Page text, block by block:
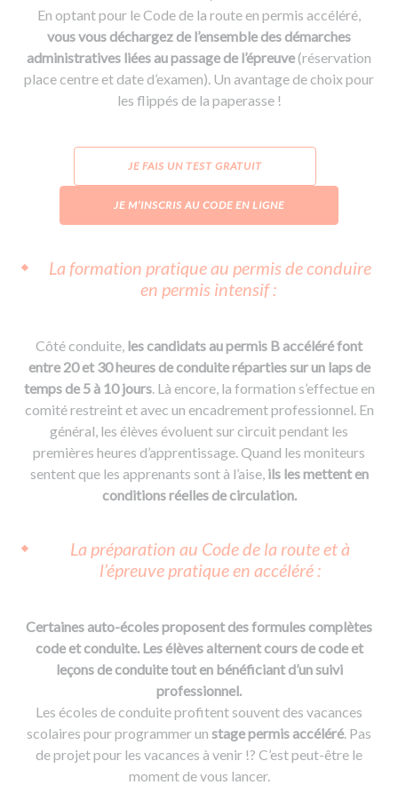
En optant pour le Code de la route en permis accéléré,
vous vous déchargez de l’ensemble des démarches
administratives liées au passage de l’épreuve(réservation
place centre et date d’examen). Un avantage de choix pour
les flippés de la paperasse !
JE FAIS UN TEST GRATUIT
JE M’INSCRIS AU CODE EN LIGNE
La formation pratique au permis de conduire
en permis intensif :
Côté conduite, les candidats au permis B accéléré font
entre 20 et 30 heures de conduite réparties sur un laps de
temps de 5 à 10 jours. Là encore, la formation s’effectue en
comité restreint et avec un encadrement professionnel. En
général, les élèves évoluent sur circuit pendant les
premières heures d’apprentissage. Quand les moniteurs
sentent que les apprenants sont à l’aise, ils les mettent en
conditions réelles de circulation.
La préparation au Code de la route et à
l’épreuve pratique en accéléré :
Certaines auto-écoles proposent des formules complètes
code et conduite. Les élèves alternent cours de code et
leçons de conduite tout en bénéficiant d’un suivi
professionnel.
Les écoles de conduite profitent souvent des vacances
scolaires pour programmer un stage permis accéléré. Pas
de projet pour les vacances à venir !? C’est peut-être le
moment de vous lancer.